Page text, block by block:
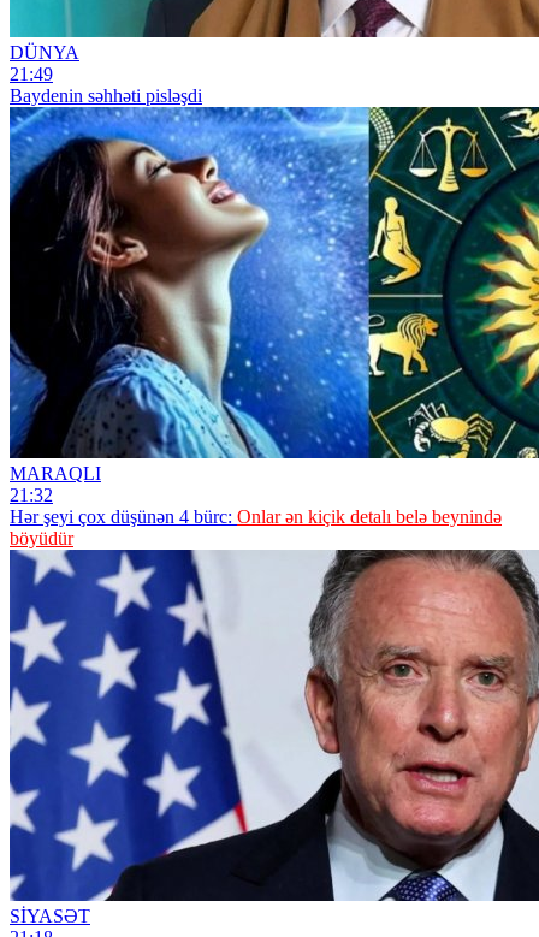
DÜNYA
21:49
Baydenin səhhəti pisləşdi
MARAQLI
21:32
Hər şeyi çox düşünən 4 bürc: Onlar ən kiçik detalı belə beynində
böyüdür
SİYASƏT